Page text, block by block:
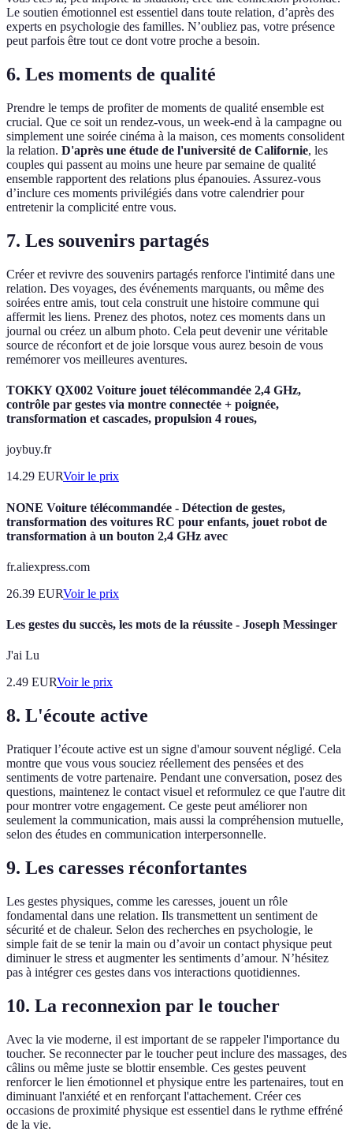
Le soutien émotionnel est essentiel dans toute relation, d’après des
experts en psychologie des familles. N’oubliez pas, votre présence
peut parfois être tout ce dont votre proche a besoin.
6. Les moments de qualité
Prendre le temps de profiter de moments de qualité ensemble est
crucial. Que ce soit un rendez-vous, un week-end à la campagne ou
simplement une soirée cinéma à la maison, ces moments consolident
la relation. D'après une étude de l'université de Californie, les
couples qui passent au moins une heure par semaine de qualité
ensemble rapportent des relations plus épanouies. Assurez-vous
d’inclure ces moments privilégiés dans votre calendrier pour
entretenir la complicité entre vous.
7. Les souvenirs partagés
Créer et revivre des souvenirs partagés renforce l'intimité dans une
relation. Des voyages, des événements marquants, ou même des
soirées entre amis, tout cela construit une histoire commune qui
affermit les liens. Prenez des photos, notez ces moments dans un
journal ou créez un album photo. Cela peut devenir une véritable
source de réconfort et de joie lorsque vous aurez besoin de vous
remémorer vos meilleures aventures.
TOKKY QX002 Voiture jouet télécommandée 2,4 GHz,
contrôle par gestes via montre connectée + poignée,
transformation et cascades, propulsion 4 roues,
joybuy.fr
14.29 EURVoir le prix
NONE Voiture télécommandée - Détection de gestes,
transformation des voitures RC pour enfants, jouet robot de
transformation à un bouton 2,4 GHz avec
fr.aliexpress.com
26.39 EURVoir le prix
Les gestes du succès, les mots de la réussite - Joseph Messinger
J'ai Lu
2.49 EURVoir le prix
8. L'écoute active
Pratiquer l’écoute active est un signe d'amour souvent négligé. Cela
montre que vous vous souciez réellement des pensées et des
sentiments de votre partenaire. Pendant une conversation, posez des
questions, maintenez le contact visuel et reformulez ce que l'autre dit
pour montrer votre engagement. Ce geste peut améliorer non
seulement la communication, mais aussi la compréhension mutuelle,
selon des études en communication interpersonnelle.
9. Les caresses réconfortantes
Les gestes physiques, comme les caresses, jouent un rôle
fondamental dans une relation. Ils transmettent un sentiment de
sécurité et de chaleur. Selon des recherches en psychologie, le
simple fait de se tenir la main ou d’avoir un contact physique peut
diminuer le stress et augmenter les sentiments d’amour. N’hésitez
pas à intégrer ces gestes dans vos interactions quotidiennes.
10. La reconnexion par le toucher
Avec la vie moderne, il est important de se rappeler l'importance du
toucher. Se reconnecter par le toucher peut inclure des massages, des
câlins ou même juste se blottir ensemble. Ces gestes peuvent
renforcer le lien émotionnel et physique entre les partenaires, tout en
diminuant l'anxiété et en renforçant l'attachement. Créer ces
occasions de proximité physique est essentiel dans le rythme effréné
de la vie.